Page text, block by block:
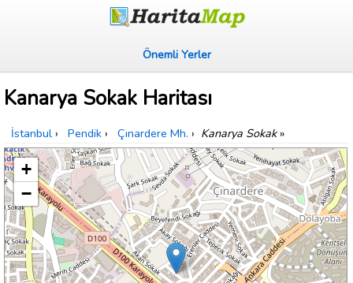
Önemli Yerler
Kanarya Sokak Haritası
İstanbul › Pendik › Çınardere Mh. › Kanarya Sokak»
+
−